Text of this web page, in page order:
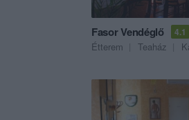
Fasor Vendéglő 4.1
Étterem Teaház